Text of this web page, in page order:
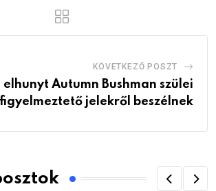
KÖVETKEZŐ POSZT
elhunyt Autumn Bushman szülei
jelekről beszélnek